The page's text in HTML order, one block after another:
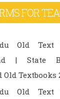
FOR
Old Text
| State
Textbooks
Old Text